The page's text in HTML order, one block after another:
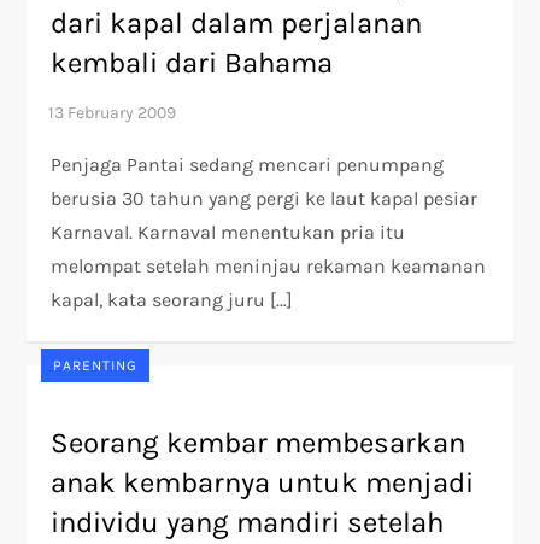
dari kapal dalam perjalanan
kembali dari Bahama
Penjaga Pantai sedang mencari penumpang
berusia 30 tahun yang pergi ke laut kapal pesiar
Karnaval. Karnaval menentukan pria itu
melompat setelah meninjau rekaman keamanan
kapal, kata seorang juru […]
PARENTING
Seorang kembar membesarkan
anak kembarnya untuk menjadi
individu yang mandiri setelah